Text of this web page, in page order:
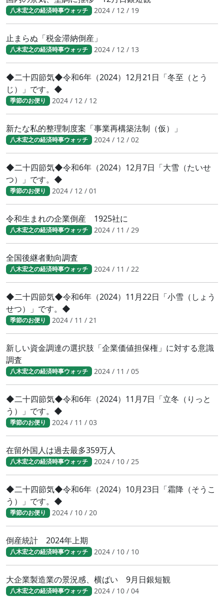
八木宏之の経済時事ウォッチ 2024 / 12 / 19
止まらぬ「税金滞納倒産」
八木宏之の経済時事ウォッチ 2024 / 12 / 13
◆二十四節気◆令和6年（2024）12月21日「冬至（とう
じ）」です。◆
季節のお便り 2024 / 12 / 12
新たな私的整理制度案「事業再構築法制（仮）」
八木宏之の経済時事ウォッチ 2024 / 12 / 02
◆二十四節気◆令和6年（2024）12月7日「大雪（たいせ
つ）」です。◆
季節のお便り 2024 / 12 / 01
令和生まれの企業倒産 1925社に
八木宏之の経済時事ウォッチ 2024 / 11 / 29
全国後継者動向調査
八木宏之の経済時事ウォッチ 2024 / 11 / 22
◆二十四節気◆令和6年（2024）11月22日「小雪（しょう
せつ）」です。◆
季節のお便り 2024 / 11 / 21
新しい資金調達の選択肢「企業価値担保権」に対する意識
調査
八木宏之の経済時事ウォッチ 2024 / 11 / 05
◆二十四節気◆令和6年（2024）11月7日「立冬（りっと
う）」です。◆
季節のお便り 2024 / 11 / 03
在留外国人は過去最多359万人
八木宏之の経済時事ウォッチ 2024 / 10 / 25
◆二十四節気◆令和6年（2024）10月23日「霜降（そうこ
う）」です。◆
季節のお便り 2024 / 10 / 20
倒産統計 2024年上期
八木宏之の経済時事ウォッチ 2024 / 10 / 10
大企業製造業の景況感、横ばい 9月日銀短観
八木宏之の経済時事ウォッチ 2024 / 10 / 04